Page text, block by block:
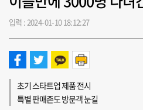
입력 : 2024-01-10 18:12:27
초기 스타트업 제품 전시
특별 판매존도 방문객 눈길